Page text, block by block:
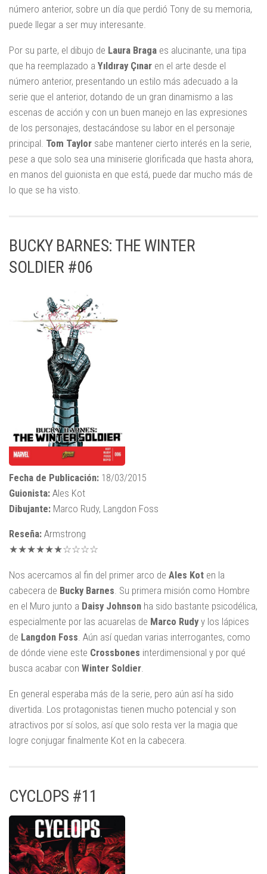
número anterior, sobre un día que perdió Tony de su memoria,
puede llegar a ser muy interesante.
Por su parte, el dibujo de Laura Braga es alucinante, una tipa
que ha reemplazado a Yıldıray Çınar en el arte desde el
número anterior, presentando un estilo más adecuado a la
serie que el anterior, dotando de un gran dinamismo a las
escenas de acción y con un buen manejo en las expresiones
de los personajes, destacándose su labor en el personaje
principal. Tom Taylor sabe mantener cierto interés en la serie,
pese a que solo sea una miniserie glorificada que hasta ahora,
en manos del guionista en que está, puede dar mucho más de
lo que se ha visto.
BUCKY BARNES: THE WINTER
SOLDIER #06
Fecha de Publicación: 18/03/2015
Guionista: Ales Kot
Dibujante: Marco Rudy, Langdon Foss
Reseña: Armstrong
★★★★★★☆☆☆☆
Nos acercamos al fin del primer arco de Ales Kot en la
cabecera de Bucky Barnes . Su primera misión como Hombre
en el Muro junto a Daisy Johnson ha sido bastante psicodélica,
especialmente por las acuarelas de Marco Rudy y los lápices
de Langdon Foss . Aún así quedan varias interrogantes, como
de dónde viene este Crossbones interdimensional y por qué
busca acabar con Winter Soldier
En general esperaba más de la serie, pero aún así ha sido
divertida. Los protagonistas tienen mucho potencial y son
atractivos por sí solos, así que solo resta ver la magia que
logre conjugar finalmente Kot en la cabecera.
CYCLOPS #11